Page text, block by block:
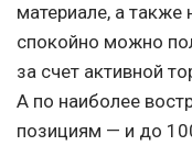
материале, а также
спокойно можно
за счет активной
А по наиболее
позициям — и до